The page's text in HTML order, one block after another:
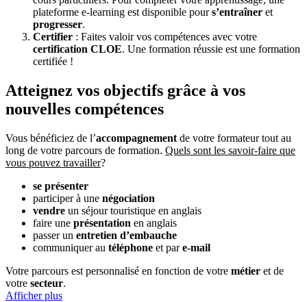
plateforme e-learning est disponible pours’entraîner et
progresser.
Certifier : Faites valoir vos compétences avec votre
certification CLOE. Une formation réussie est une formation
certifiée !
Atteignez vos objectifs grâce à vos
nouvelles compétences
Vous bénéficiez de l’accompagnement de votre formateur tout au
long de votre parcours de formation. Quels sont les savoir-faire que
vous pouvez travailler?
se présenter
participer à une négociation
vendre un séjour touristique en anglais
faire une présentation en anglais
passer un entretien d’embauche
communiquer au téléphone et pare-mail
Votre parcours est personnalisé en fonction de votre métier et de
votre secteur.
Afficher plus